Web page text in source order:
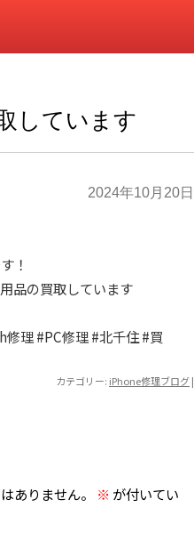
しています
2024年10月20日
！
品の買取しています
修理#PC修理#北千住#買
カテゴリー: iPhone修理ブログ|
ありません。 ※ が付いてい